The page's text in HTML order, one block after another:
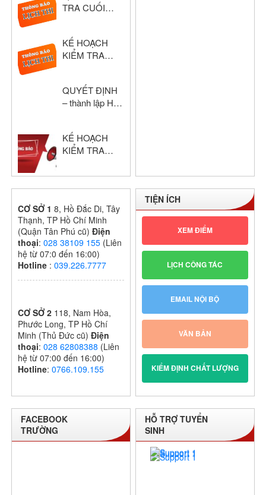
2024 – 2025
TRA CUỐI
NĂM HỌC:
2024 – 2025
KẾ HOẠCH
KIỂM TRA
NĂM HỌC:
2024 – 2025
QUYẾT ĐỊNH
– thành lập Hội
giỏi cấp trường
KẾ HOẠCH
KIỂM TRA
I – KHỐI THPT
NĂM HỌC:
CƠ SỞ 18, Hồ Đắc Di, Tây
Thạnh, TP Hồ Chí Minh
(Quận Tân Phú cũ) Điện
thoại:028 38109 155 (Liên
hệ từ 07:0 đến 16:00)
Hotline :039.226.7777
CƠ SỞ 2 118, Nam Hòa,
Phước Long, TP Hồ Chí
Minh (Thủ Đức cũ) Điện
thoại:028 62808388 (Liên
hệ từ 07:00 đến 16:00)
Hotline:0766.109.155
TIỆN ÍCH
XEM ĐIỂM
LỊCH CÔNG TÁC
EMAIL NỘI BỘ
VĂN BẢN
KIỂM ĐỊNH CHẤT LƯỢNG
FACEBOOK
TRƯỜNG
HỖ TRỢ TUYỂN
SINH